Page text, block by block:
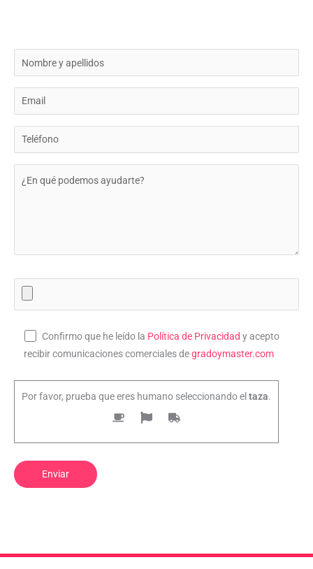
Confirmo que he leído la Política de Privacidad y acepto
recibir comunicaciones comerciales degradoymaster.com
Por favor, prueba que eres humano seleccionando eltaza.